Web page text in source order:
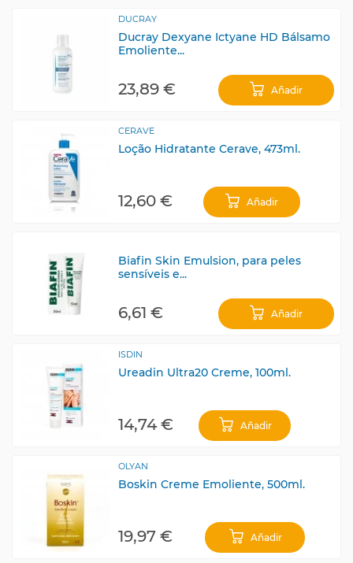
DUCRAY
Ducray Dexyane Ictyane HD Bálsamo
Emoliente...
23,89 € Añadir
CERAVE
Loção Hidratante Cerave, 473ml.
12,60 € Añadir
Biafin Skin Emulsion, para peles
sensíveis e...
6,61 € Añadir
ISDIN
Ureadin Ultra20 Creme, 100ml.
14,74 € Añadir
OLYAN
Boskin Creme Emoliente, 500ml.
19,97 € Añadir